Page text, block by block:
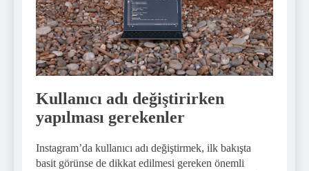
Kullanıcı adı değiştirirken
yapılması gerekenler
Instagram’da kullanıcı adı değiştirmek, ilk bakışta
basit görünse de dikkat edilmesi gereken önemli